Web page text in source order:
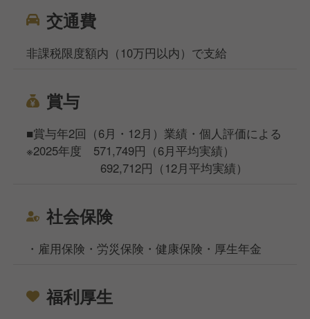
交通費
非課税限度額内（10万円以内）で支給
賞与
■賞与年2回（6月・12月）業績・個人評価による
※2025年度 571,749円（6月平均実績）
692,712円（12月平均実績）
社会保険
・雇用保険・労災保険・健康保険・厚生年金
福利厚生